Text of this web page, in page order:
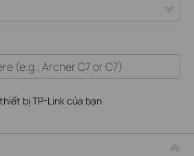
bị TP-Link của bạn